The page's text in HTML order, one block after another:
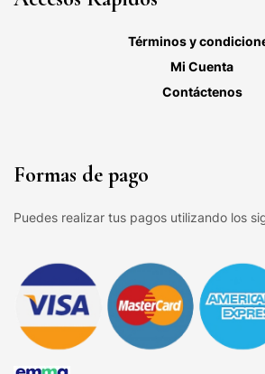
Términos y
Mi Cuenta
Contáctenos
Formas de pago
Puedes realizar tus pagos utilizando los